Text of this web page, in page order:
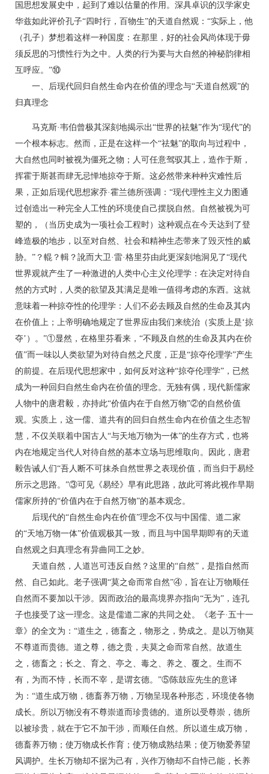
国思想发展史中，起到了难以估量的作用。深具卓识的汉学家史
华兹如此评价孔子“四时行，百物生”的天道自然观：“实际上，他
（孔子）梦想着这样一种国度：在那里，好的社会风尚体现于毋
须反思的习惯性行为之中。人类的行为要与大自然的神秘韵律相
互呼应。”⑩
一、后现代回归自然生命内在价值的理念与“天道自然观”的
归真理念
马克斯·韦伯曾极其深刻地揭示出“世界的祛魅”作为“现代”的
一个根本标志。然而，正是在这样一个“祛魅”的取向与过程中，
大自然也同时被视为僵死之物；人可任意驾驭其上，造作于斯，
挥霍于斯甚而肆无忌惮地掠夺于斯。这必然带来种种灾难性后
果，正如后现代思想家乔·霍兰德所强调：“现代理性主义力图通
过创造出一种完全人工性的环境使自己摆脱自然。自然被视为可
塑的，（当历史成为一项社会工程时）这种观点在今天达到了登
峰造极的地步，以至对自然、社会和精神生态带来了毁灭性的威
胁。”？輥？輯？訛而大卫·雷·格里芬由此更深刻地洞见了“现代
世界观就产生了一种激进的人类中心主义伦理学：在决定对待自
然的方式时，人类的欲望及其满足是唯一值得考虑的东西。这就
意味着一种掠夺性的伦理学：人们不必去顾及自然的生命及其内
在价值上；上帝明确地规定了世界应由我们来统治（实质上是‘掠
夺’）。”①显然，在格里芬看来，“不顾及自然的生命及其内在价
值”而一味以人类欲望为对待自然之尺度，正是“掠夺伦理学”产生
的前提。在后现代思想家中，如何反对这种“掠夺伦理学”，已然
成为一种回归自然生命内在价值的理念。无独有偶，现代新儒家
人物中的唐君毅，亦持此“价值内在于自然万物”②的自然价值
观。实质上，这一儒、道共有的回归自然生命内在价值之生态智
慧，不仅关联着中国古人“与天地万物为一体”的生存方式，也将
内在地规定当代人对待自然的基本立场与思维取向。因此，唐君
毅告诫人们“吾人断不可抹杀自然世界之表现价值，而当归于易经
所示之思路。”③可见《易经》早有此思路，故此可将此视作早期
儒家所持的“价值内在于自然万物”的基本观念。
后现代的“自然生命内在价值”理念不仅与中国儒、道二家
的“天地万物一体”价值观极其一致，而且与中国早期即有的天道
自然观之归真理念有异曲同工之妙。
天道自然，人道岂可违反自然？这里的“自然”，是指自然而
然、自己如此。老子强调“莫之命而常自然”④，旨在让万物顺任
自然而不要加以干涉。因而政治的最高境界亦指向“无为”，连孔
子也接受了这一理念。这是儒道二家的共同之处。《老子·五十一
章》的全文为：“道生之，德畜之，物形之，势成之。是以万物莫
不尊道而贵德。道之尊，德之贵，夫莫之命而常自然。故道生
之，德畜之；长之、育之、亭之、毒之、养之、覆之。生而不
有，为而不恃，长而不宰，是谓玄德。”⑤陈鼓应先生的意译
为：“道生成万物，德畜养万物，万物呈现各种形态，环境使各物
成长。所以万物没有不尊崇道而珍贵德的。道所以受尊崇，德所
以被珍贵，就在于它不加干涉，而顺任自然。所以道生成万物，
德畜养万物；使万物成长作育；使万物成熟结果；使万物爱养望
风调护。生长万物却不据为己有，兴作万物却不自恃己能，长养